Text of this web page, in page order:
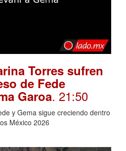
Torres sufren
de Fede
Garoa. 21:50
y Gema sigue creciendo dentro
México 2026